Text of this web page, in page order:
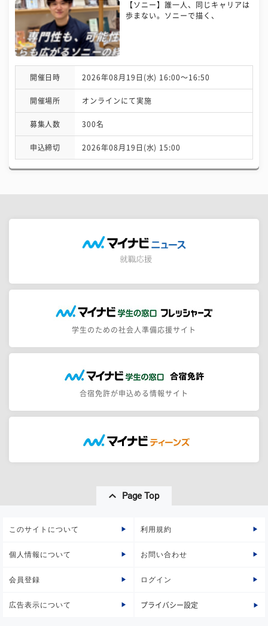
【ソニー】誰一人、同じキャリアは
歩まない。ソニーで描く、
開催日時 2026年08月19日(水) 16:00〜16:50
開催場所 オンラインにて実施
募集人数 300名
申込締切 2026年08月19日(水) 15:00
学生のための社会人準備応援サイト
合宿免許が申込める情報サイト
Page Top
このサイトについて 利用規約
個人情報について お問い合わせ
会員登録 ログイン
広告表示について プライバシー設定